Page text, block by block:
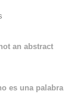
an abstract
es una palabra